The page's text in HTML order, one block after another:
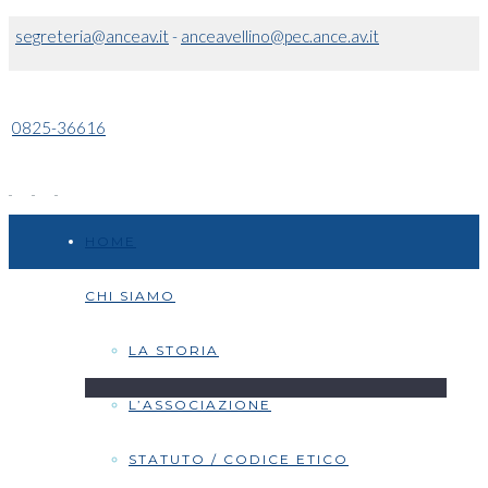
segreteria@anceav.it- anceavellino@pec.ance.av.it
0825-36616
CHI SIAMO
LA STORIA
L’ASSOCIAZIONE
STATUTO / CODICE ETICO